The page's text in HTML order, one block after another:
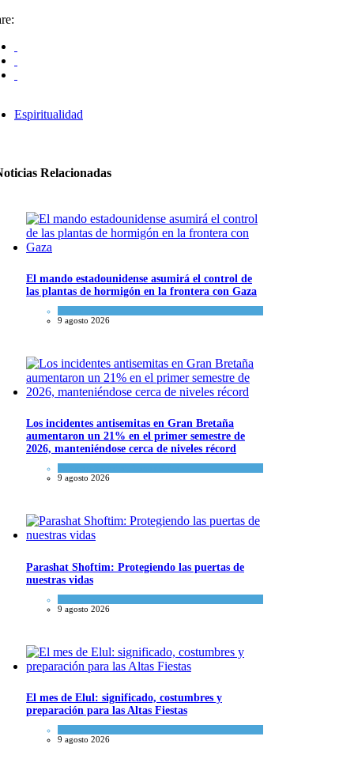
Espiritualidad
Relacionadas
El mando estadounidense asumirá el control de
las plantas de hormigón en la frontera con Gaza
9 agosto 2026
Los incidentes antisemitas en Gran Bretaña
aumentaron un 21% en el primer semestre de
2026, manteniéndose cerca de niveles récord
9 agosto 2026
Parashat Shoftim: Protegiendo las puertas de
nuestras vidas
9 agosto 2026
El mes de Elul: significado, costumbres y
preparación para las Altas Fiestas
9 agosto 2026